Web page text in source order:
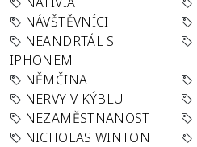
NÁVŠTĚVNÍCI
NEANDRTÁL S
IPHONEM
NĚMČINA
NERVY V KÝBLU
NEZAMĚSTNANOST
NICHOLAS WINTON